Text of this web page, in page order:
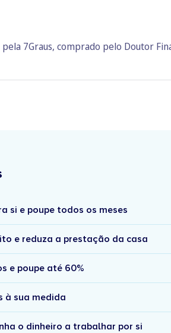
7Graus, comprado pelo Doutor
si e poupe todos os meses
e reduza a prestação da casa
e poupe até 60%
à sua medida
o dinheiro a trabalhar por si